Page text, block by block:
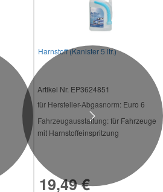
Harnstoff (Kanister 5 ltr.)
Artikel Nr. EP3624851
für Hersteller-Abgasnorm: Euro 6
Fahrzeugausstattung: für Fahrzeuge
mit Harnstoffeinspritzung
19,49 €
Next